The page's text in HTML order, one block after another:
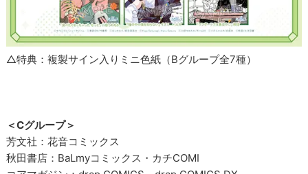
△特典：複製サイン入りミニ色紙（Bグループ全7種）
＜Cグループ＞
芳文社：花音コミックス
秋田書店：BaLmyコミックス・カチCOMI